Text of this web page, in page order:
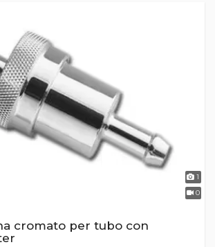
1
0
cromato per tubo con